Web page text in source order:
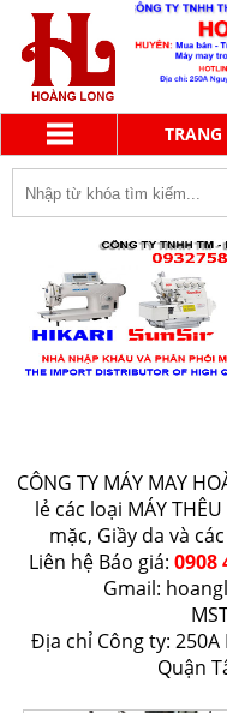
TRANG
CÔNG TY MÁY MAY
lẻ các loại MÁY
mặc, Giầy da và
Liên hệ Báo giá: 0908
Gmail:
Địa chỉ Công ty:
Quận